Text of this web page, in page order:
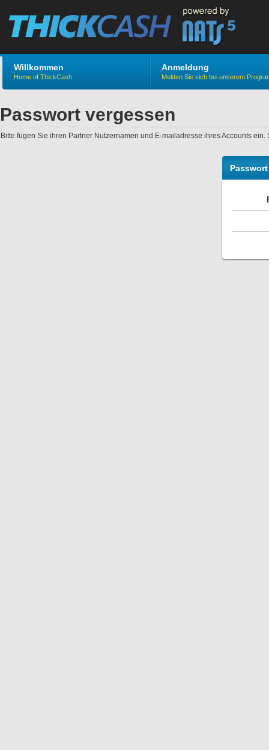
Willkommen
Home of ThickCash
Anmeldung
Melden Sie sich bei unserem
Passwort vergessen
Bitte fügen Sie ihren Partner Nutzernamen und E-mailadresse ihres Accounts